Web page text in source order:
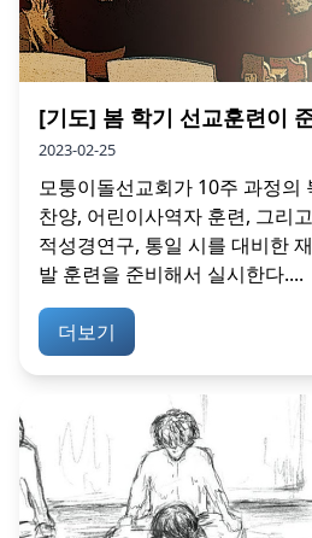
[기도] 봄 학기 선교훈련이
2023-02-25
모퉁이돌선교회가 10주 과정의
찬양, 어린이사역자 훈련, 그리
적성경연구, 통일 시를 대비한
발 훈련을 준비해서 실시한다....
더보기